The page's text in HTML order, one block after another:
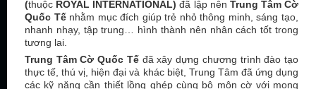
(thuộc ROYAL INTERNATIONAL) đã lập nên Trung Tâm Cờ
Quốc Tếnhằm mục đích giúp trẻ nhỏ thông minh, sáng tạo,
nhanh nhạy, tập trung… hình thành nên nhân cách tốt trong
tương lai.
Trung Tâm Cờ Quốc Tếđã xây dựng chương trình đào tạo
thực tế, thú vị, hiện đại và khác biệt, Trung Tâm đã ứng dụng
các kỹ năng cần thiết lồng ghép cùng bộ môn cờ với mong